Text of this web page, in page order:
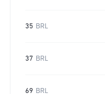
35 BRL
37 BRL
69 BRL